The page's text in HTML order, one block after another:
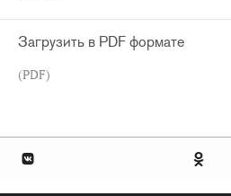
Загрузить в PDF формате
(PDF)